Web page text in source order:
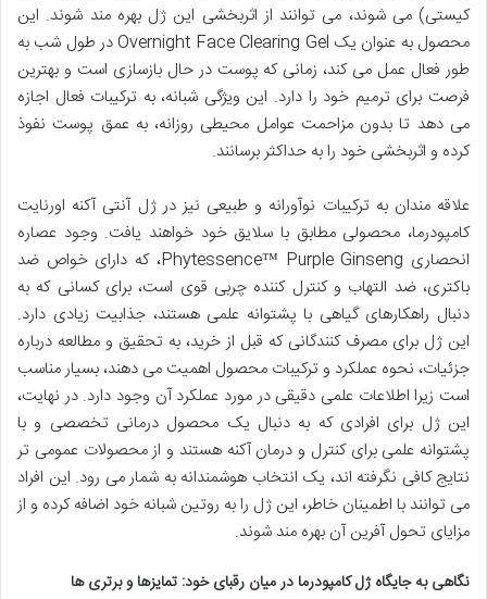
کیستی) می شوند، می توانند از اثربخشی این ژل بهره مند شوند. این
محصول به عنوان یک Overnight Face Clearing Gel در طول شب به
طور فعال عمل می کند، زمانی که پوست در حال بازسازی است و بهترین
فرصت برای ترمیم خود را دارد. این ویژگی شبانه، به ترکیبات فعال اجازه
می دهد تا بدون مزاحمت عوامل محیطی روزانه، به عمق پوست نفوذ
کرده و اثربخشی خود را به حداکثر برسانند.
علاقه مندان به ترکیبات نوآورانه و طبیعی نیز در ژل آنتی آکنه اورنایت
کامپودرما، محصولی مطابق با سلایق خود خواهند یافت. وجود عصاره
انحصاری Phytessence™ Purple Ginseng، که دارای خواص ضد
باکتری، ضد التهاب و کنترل کننده چربی قوی است، برای کسانی که به
دنبال راهکارهای گیاهی با پشتوانه علمی هستند، جذابیت زیادی دارد.
این ژل برای مصرف کنندگانی که قبل از خرید، به تحقیق و مطالعه درباره
جزئیات، نحوه عملکرد و ترکیبات محصول اهمیت می دهند، بسیار مناسب
است زیرا اطلاعات علمی دقیقی در مورد عملکرد آن وجود دارد. در نهایت،
این ژل برای افرادی که به دنبال یک محصول درمانی تخصصی و با
پشتوانه علمی برای کنترل و درمان آکنه هستند و از محصولات عمومی تر
نتایج کافی نگرفته اند، یک انتخاب هوشمندانه به شمار می رود. این افراد
می توانند با اطمینان خاطر، این ژل را به روتین شبانه خود اضافه کرده و از
مزایای تحول آفرین آن بهره مند شوند.
نگاهی به جایگاه ژل کامپودرما در میان رقبای خود: تمایزها و برتری ها